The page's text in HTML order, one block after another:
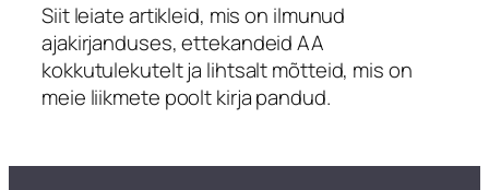
Siit leiate artikleid, mis on ilmunud
ajakirjanduses, ettekandeid AA
kokkutulekutelt ja lihtsalt mõtteid, mis on
meie liikmete poolt kirja pandud.